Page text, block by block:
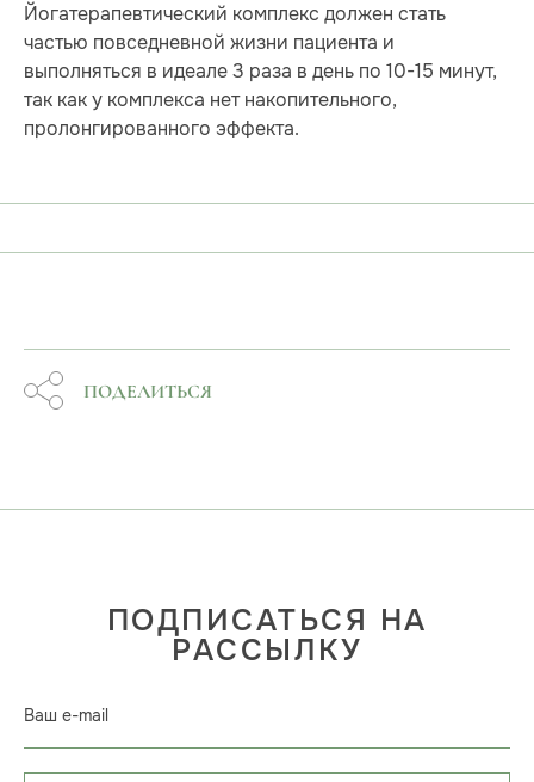
Йогатерапевтический комплекс должен стать
частью повседневной жизни пациента и
выполняться в идеале 3 раза в день по 10-15 минут,
так как у комплекса нет накопительного,
пролонгированного эффекта.
ПОДЕЛИТЬСЯ
ПОДПИСАТЬСЯ НА
РАССЫЛКУ
Ваш e-mail